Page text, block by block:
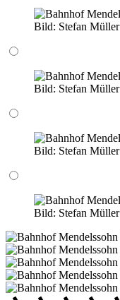
Bild: Stefan Müller
Bild: Stefan Müller
Bild: Stefan Müller
Bild: Stefan Müller